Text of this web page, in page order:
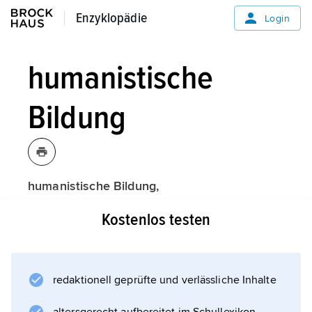
Enzyklopädie
Enzyklopädie Login
humanistische
Bildung
humanistische Bildung,
und im Rahmen des Neuhumanismus durch
»Menschwerdung des Menschen« durch
Kostenlos testen
redaktionell geprüfte und verlässliche Inhalte